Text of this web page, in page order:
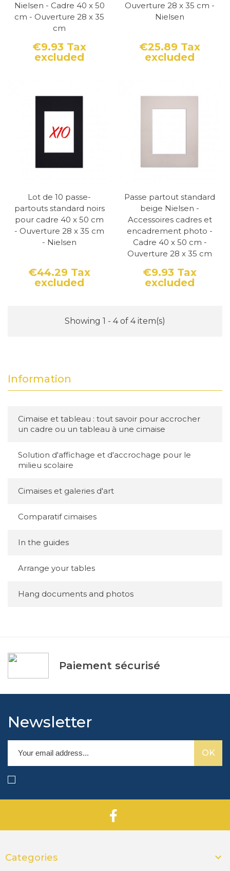
Information
Cimaise et tableau : tout savoir pour accrocher
un cadre ou un tableau à une cimaise
Solution d'affichage et d'accrochage pour le
milieu scolaire
Cimaises et galeries d'art
Comparatif cimaises
In the guides
Arrange your tables
Hang documents and photos
Nielsen - Cadre 40 x 50
cm - Ouverture 28 x 35
cm
Price
€9.93 Tax
excluded
Ouverture 28 x 35 cm -
Nielsen
Price
€25.89 Tax
excluded
Lot de 10 passe-
partouts standard noirs
pour cadre 40 x 50 cm
- Ouverture 28 x 35 cm
- Nielsen
Price
€44.29 Tax
excluded
Passe partout standard
beige Nielsen -
Accessoires cadres et
encadrement photo -
Cadre 40 x 50 cm -
Ouverture 28 x 35 cm
Price
€9.93 Tax
excluded
Showing 1 - 4 of 4 item(s)
Paiement sécurisé
Newsletter
Categories 